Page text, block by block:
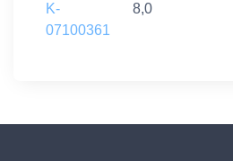
K-
07100361
8,0